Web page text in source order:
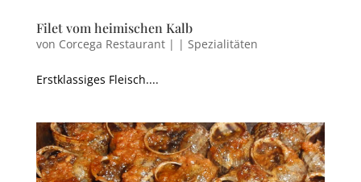
Filet vom heimischen Kalb
von Corcega Restaurant| | Spezialitäten
Erstklassiges Fleisch....